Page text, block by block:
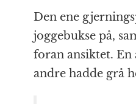
Den ene
joggebukse på,
foran ansiktet. En
andre hadde grå